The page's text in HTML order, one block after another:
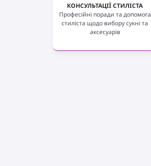
КОНСУЛЬТАЦІЇ СТИЛІСТА
Професійні поради та допомога
стиліста щодо вибору сукні та
аксесуарів